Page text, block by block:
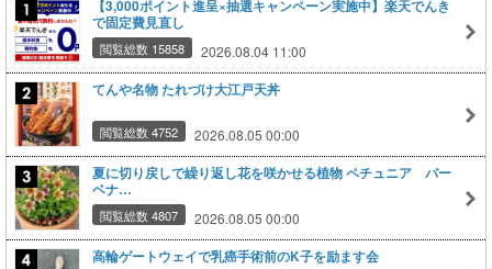
【3,000ポイント進呈×抽選キャンペーン実施中】楽天でんき
で固定費見直し
閲覧総数 15858 2026.08.04 11:00
てんや名物 たれづけ大江戸天丼
閲覧総数 4752 2026.08.05 00:00
夏に切り戻しで繰り返し花を咲かせる植物 ペチュニア バー
ベナ…
閲覧総数 4807 2026.08.05 00:00
高輪ゲートウェイで乳癌手術前のK子を励ます会